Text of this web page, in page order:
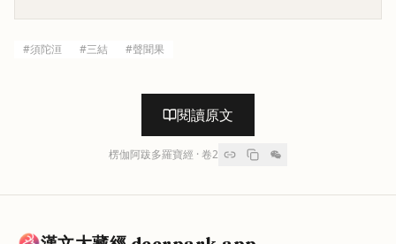
#須陀洹 #三結 #聲聞果
閱讀原文
楞伽阿跋多羅寶經 · 卷2